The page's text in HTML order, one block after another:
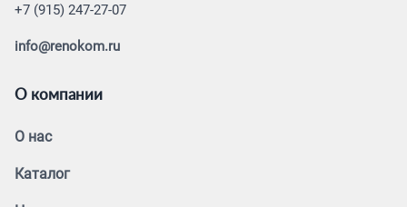
+7 (915) 247-27-07
info@renokom.ru
О компании
О нас
Каталог